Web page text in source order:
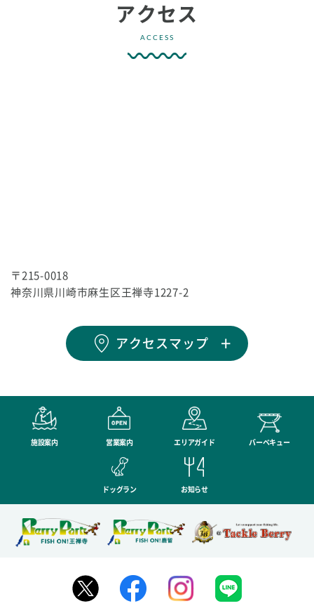
アクセス
ACCESS
〒215-0018
神奈川県川崎市麻生区王禅寺1227-2
アクセスマップ
施設案内 営業案内 エリアガイド バーベキュー
ドッグラン お知らせ